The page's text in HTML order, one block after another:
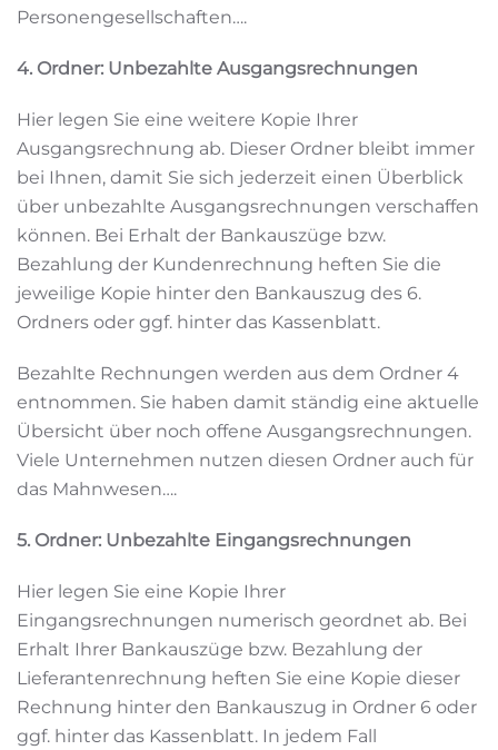
Personengesellschaften….
4. Ordner: Unbezahlte Ausgangsrechnungen
Hier legen Sie eine weitere Kopie Ihrer
Ausgangsrechnung ab. Dieser Ordner bleibt immer
bei Ihnen, damit Sie sich jederzeit einen Überblick
über unbezahlte Ausgangsrechnungen verschaffen
können. Bei Erhalt der Bankauszüge bzw.
Bezahlung der Kundenrechnung heften Sie die
jeweilige Kopie hinter den Bankauszug des 6.
Ordners oder ggf. hinter das Kassenblatt.
Bezahlte Rechnungen werden aus dem Ordner 4
entnommen. Sie haben damit ständig eine aktuelle
Übersicht über noch offene Ausgangsrechnungen.
Viele Unternehmen nutzen diesen Ordner auch für
das Mahnwesen….
5. Ordner: Unbezahlte Eingangsrechnungen
Hier legen Sie eine Kopie Ihrer
Eingangsrechnungen numerisch geordnet ab. Bei
Erhalt Ihrer Bankauszüge bzw. Bezahlung der
Lieferantenrechnung heften Sie eine Kopie dieser
Rechnung hinter den Bankauszug in Ordner 6 oder
ggf. hinter das Kassenblatt. In jedem Fall